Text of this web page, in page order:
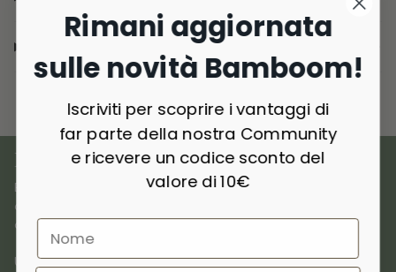
Consegna e resi
I NOSTRI MATERIALI
Bamboom nasce dall’amore per i materiali di origine naturale,
combinando
di qualità premium dedicati ai più piccoli.
Utilizziamomateriali selezionaticome bambù, cotone, lana,
Rimani aggiornata
sulle novità Bamboom!
Iscriviti per scoprire i vantaggi di
far parte della nostra Community
e ricevere un codice sconto del
valore di 10€